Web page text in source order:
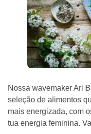
Nossa wavemaker Ari
seleção de alimentos
mais energizada, com
tua energia feminina.